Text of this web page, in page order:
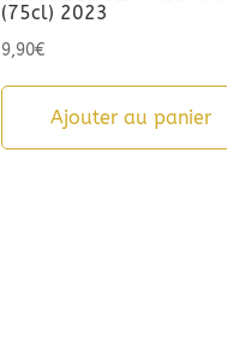
(75cl) 2023
9,90€
Ajouter au panier